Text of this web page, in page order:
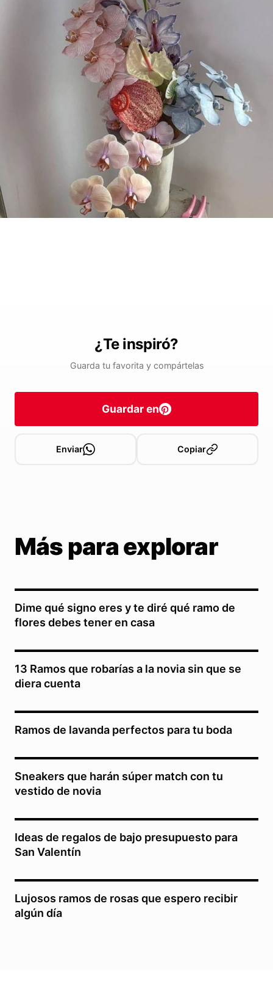
¿Te inspiró?
Guarda tu favorita y compártelas
Guardar en
Enviar Copiar
Más para explorar
Dime qué signo eres y te diré qué ramo de
flores debes tener en casa
13 Ramos que robarías a la novia sin que se
diera cuenta
Ramos de lavanda perfectos para tu boda
Sneakers que harán súper match con tu
vestido de novia
Ideas de regalos de bajo presupuesto para
San Valentín
Lujosos ramos de rosas que espero recibir
algún día